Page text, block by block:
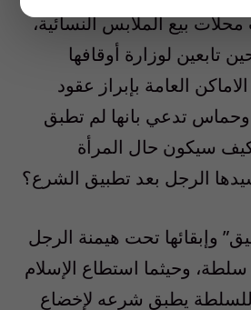
بيع الملابس النسائية،
تابعين لوزارة أوقافها
العامة بإبراز عقود
تدعي بانها لم تطبق
سيكون حال المرأة
الرجل بعد تطبيق الشرع؟
وإبقائها تحت هيمنة الرجل
سلطة، وحيثما استطاع الإسلام
يطبق شرعه لإخضاع